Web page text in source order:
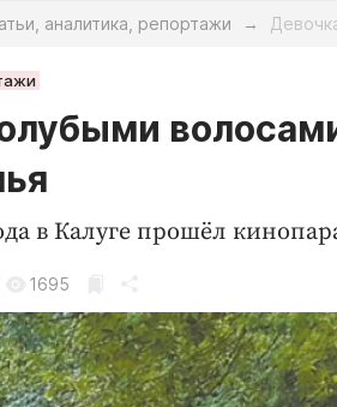
аналитика, репортажи →
в Калуге прошёл
1695